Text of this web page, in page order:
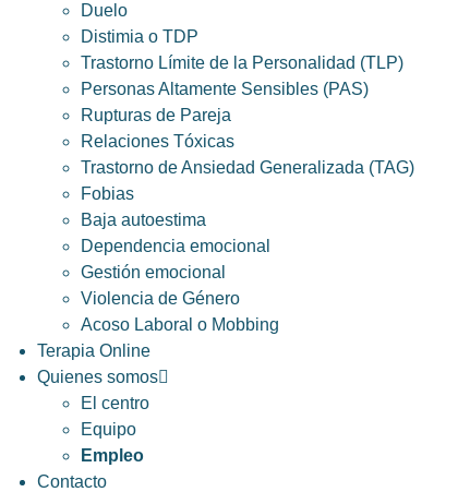
Duelo
Distimia o TDP
Trastorno Límite de la Personalidad (TLP)
Personas Altamente Sensibles (PAS)
Rupturas de Pareja
Relaciones Tóxicas
Trastorno de Ansiedad Generalizada (TAG)
Fobias
Baja autoestima
Dependencia emocional
Gestión emocional
Violencia de Género
Acoso Laboral o Mobbing
Terapia Online
Quienes somos
El centro
Equipo
Empleo
Contacto